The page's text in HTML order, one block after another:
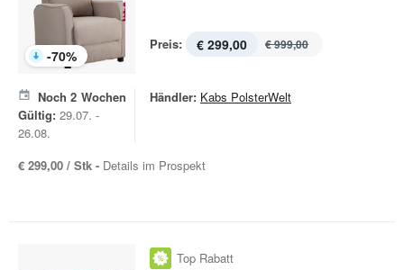
-70%
Preis: € 299,00 € 999,00
Noch 2 Wochen
Gültig: 29.07. -
26.08.
Händler: Kabs PolsterWelt
€ 299,00 / Stk - Details im Prospekt
Top Rabatt